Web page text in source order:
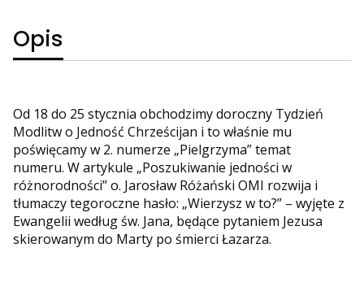
Opis
Od 18 do 25 stycznia obchodzimy doroczny Tydzień
Modlitw o Jedność Chrześcijan i to właśnie mu
poświęcamy w 2. numerze „Pielgrzyma” temat
numeru. W artykule „Poszukiwanie jedności w
różnorodności” o. Jarosław Różański OMI rozwija i
tłumaczy tegoroczne hasło: „Wierzysz w to?” – wyjęte z
Ewangelii według św. Jana, będące pytaniem Jezusa
skierowanym do Marty po śmierci Łazarza.